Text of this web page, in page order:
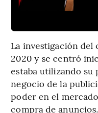
La investigación del
2020 y se centró
estaba utilizando
negocio de la
poder en el
compra de anuncios.